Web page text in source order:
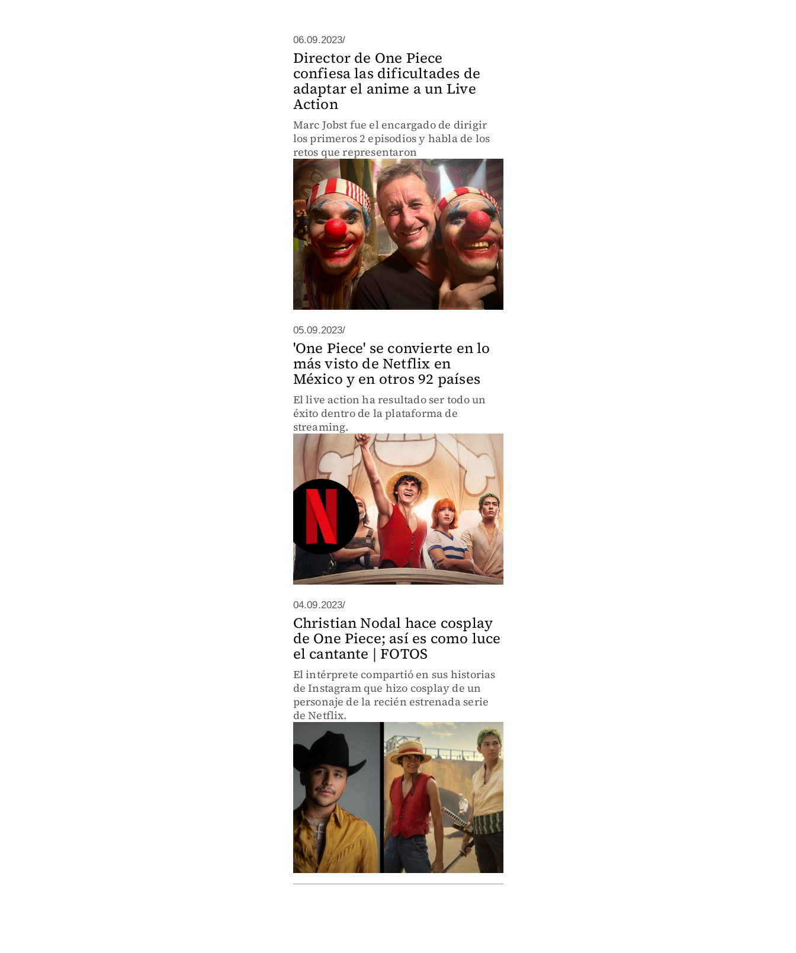
06.09.2023/
Director de One Piece
confiesa las dificultades de
adaptar el anime a un Live
Action
Marc Jobst fue el encargado de dirigir
los primeros 2 episodios y habla de los
retos que representaron
05.09.2023/
'One Piece' se convierte en lo
más visto de Netflix en
México y en otros 92 países
El live action ha resultado ser todo un
éxito dentro de la plataforma de
streaming.
04.09.2023/
Christian Nodal hace cosplay
de One Piece; así es como luce
el cantante | FOTOS
El intérprete compartió en sus historias
de Instagram que hizo cosplay de un
personaje de la recién estrenada serie
de Netflix.